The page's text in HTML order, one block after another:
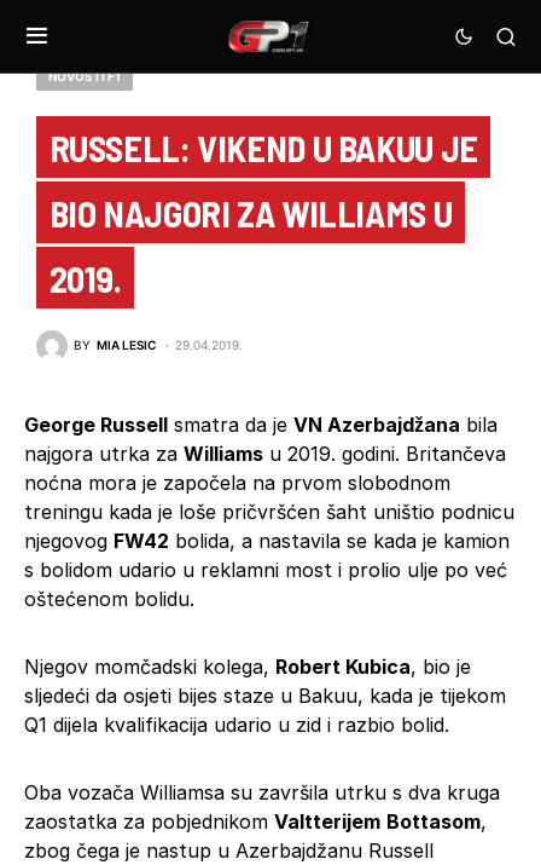
NOVOSTI F1
RUSSELL: VIKEND U BAKUU JE
BIO NAJGORI ZA WILLIAMS U
2019.
BY MIA LESIC 29.04.2019.
George Russell smatra da je VN Azerbajdžana bila
najgora utrka za Williams u 2019. godini. Britančeva
noćna mora je započela na prvom slobodnom
treningu kada je loše pričvršćen šaht uništio podnicu
njegovog FW42 bolida, a nastavila se kada je kamion
s bolidom udario u reklamni most i prolio ulje po već
oštećenom bolidu.
Njegov momčadski kolega, Robert Kubica, bio je
sljedeći da osjeti bijes staze u Bakuu, kada je tijekom
Q1 dijela kvalifikacija udario u zid i razbio bolid.
Oba vozača Williamsa su završila utrku s dva kruga
zaostatka za pobjednikom Valtterijem Bottasom,
zbog čega je nastup u Azerbajdžanu Russell